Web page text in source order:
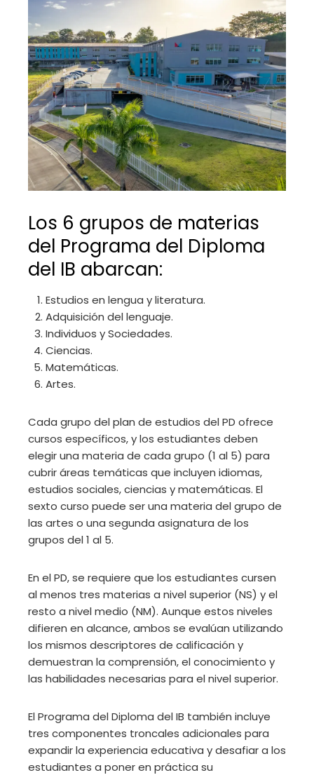
Los 6 grupos de materias
del Programa del Diploma
del IB abarcan:
Estudios en lengua y literatura.
Adquisición del lenguaje.
Individuos y Sociedades.
Ciencias.
Matemáticas.
Artes.
Cada grupo del plan de estudios del PD ofrece
cursos específicos, y los estudiantes deben
elegir una materia de cada grupo (1 al 5) para
cubrir áreas temáticas que incluyen idiomas,
estudios sociales, ciencias y matemáticas. El
sexto curso puede ser una materia del grupo de
las artes o una segunda asignatura de los
grupos del 1 al 5.
En el PD, se requiere que los estudiantes cursen
al menos tres materias a nivel superior (NS) y el
resto a nivel medio (NM). Aunque estos niveles
difieren en alcance, ambos se evalúan utilizando
los mismos descriptores de calificación y
demuestran la comprensión, el conocimiento y
las habilidades necesarias para el nivel superior.
El Programa del Diploma del IB también incluye
tres componentes troncales adicionales para
expandir la experiencia educativa y desafiar a los
estudiantes a poner en práctica su